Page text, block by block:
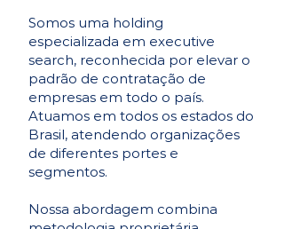
Somos uma holding
especializada em executive
search, reconhecida por elevar o
padrão de contratação de
empresas em todo o país.
Atuamos em todos os estados do
Brasil, atendendo organizações
de diferentes portes e
segmentos.
Nossa abordagem combina